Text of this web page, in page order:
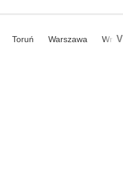
Toruń Warszawa V